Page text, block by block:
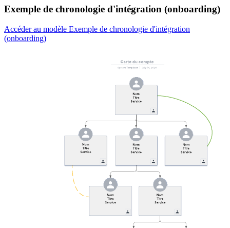
Exemple de chronologie d'intégration (onboarding)
Accéder au modèle Exemple de chronologie d'intégration
(onboarding)